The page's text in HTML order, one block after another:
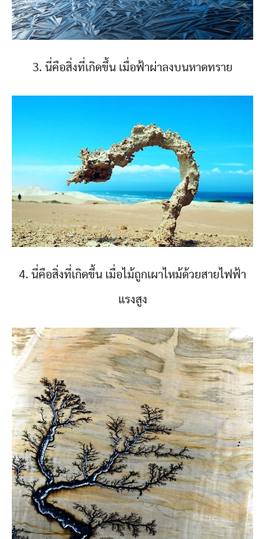
3. นี่คือสิ่งที่เกิดขึ้น เมื่อฟ้าผ่าลงบนหาดทราย
4. นี่คือสิ่งที่เกิดขึ้น เมื่อไม้ถูกเผาไหม้ด้วยสายไฟฟ้า
แรงสูง